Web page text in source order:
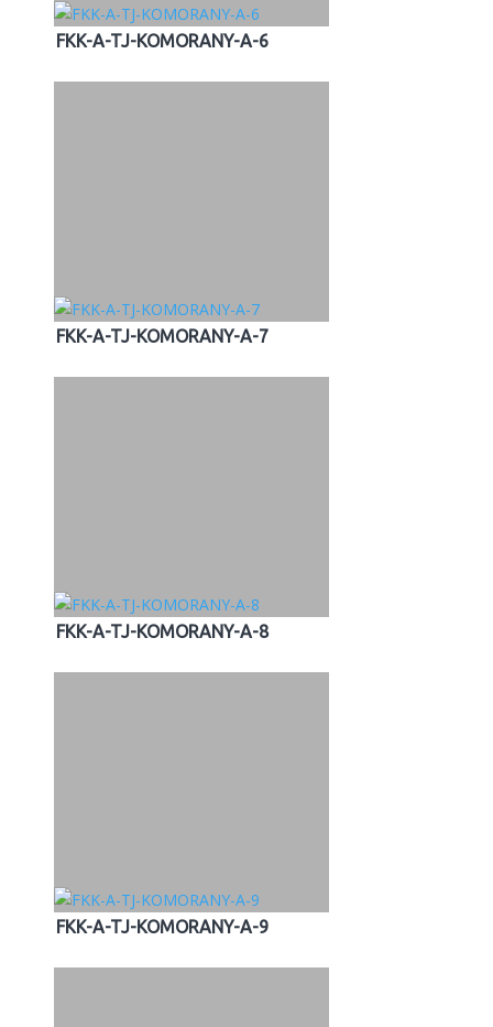
FKK-A-TJ-KOMORANY-A-6
FKK-A-TJ-KOMORANY-A-7
FKK-A-TJ-KOMORANY-A-8
FKK-A-TJ-KOMORANY-A-9